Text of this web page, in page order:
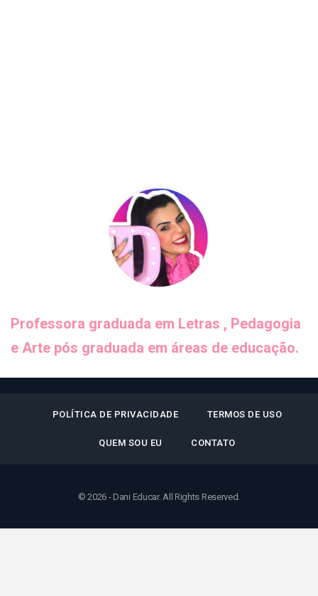
Professora graduada em Letras , Pedagogia
e Arte pós graduada em áreas de educação.
POLÍTICA DE PRIVACIDADE TERMOS DE USO
QUEM SOU EU CONTATO
© 2026 - Dani Educar. All Rights Reserved.